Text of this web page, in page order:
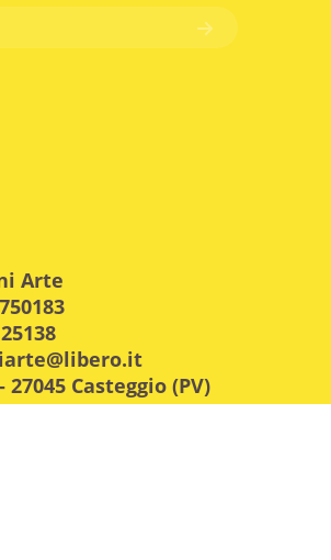
Arte
Casteggio (PV)
CCIAA Pavia: